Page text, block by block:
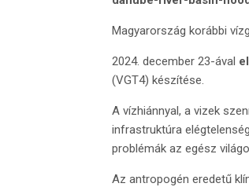
Magyarország korábbi
2024. december 23-ával
(VGT4) készítése.
A vízhiánnyal, a vizek
infrastruktúra
problémák az egész
Az antropogén eredetű